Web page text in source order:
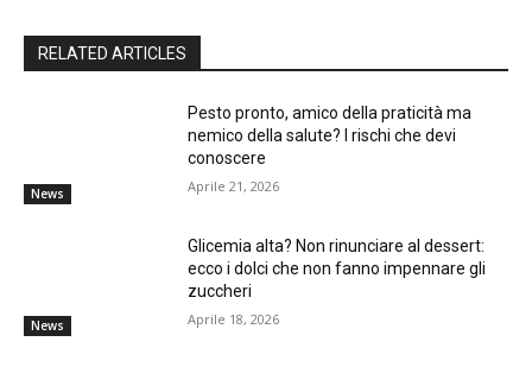
RELATED ARTICLES
News
Pesto pronto, amico della praticità ma
nemico della salute? I rischi che devi
conoscere
Aprile 21, 2026
News
Glicemia alta? Non rinunciare al dessert:
ecco i dolci che non fanno impennare gli
zuccheri
Aprile 18, 2026